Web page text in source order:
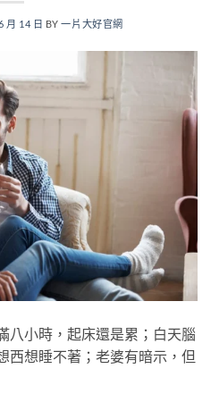
月 14 日 BY一片大好官網
八小時，起床還是累；白天腦
西想睡不著；老婆有暗示，但